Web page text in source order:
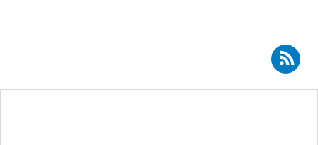
Suscribirse a RSS - Joan O. Grimalt